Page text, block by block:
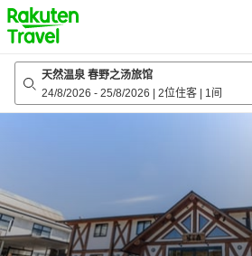
to
top
page
天然温泉 春野之汤旅馆
24/8/2026 - 25/8/2026 2位住客 1间